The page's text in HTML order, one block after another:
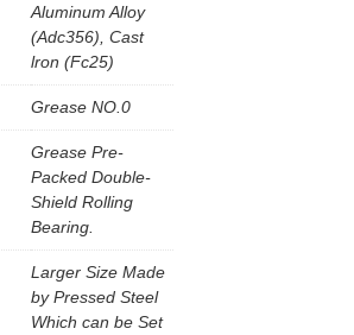
Aluminum Alloy
(Adc356), Cast
lron (Fc25)
Grease NO.0
Grease Pre-
Packed Double-
Shield Rolling
Bearing.
Larger Size Made
by Pressed Steel
Which can be Set